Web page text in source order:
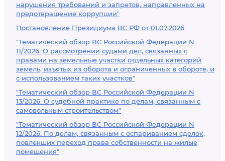
нарушения требований и запретов, направленных на
предотвращение коррупции"
Постановление Президиума ВС РФ от 01.07.2026
"Тематический обзор ВС Российской Федерации N
11/2026. О рассмотрении судами дел, связанных с
правами на земельные участки отдельных категорий
земель, изъятых из оборота и ограниченных в обороте, и
с использованием таких участков"
"Тематический обзор ВС Российской Федерации N
13/2026. О судебной практике по делам, связанным с
самовольным строительством"
"Тематический обзор ВС Российской Федерации N
12/2026. По делам, связанным с оспариванием сделок,
повлекших переход права собственности на жилые
помещения"